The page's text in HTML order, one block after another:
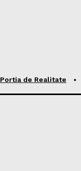
Portia de Realitate